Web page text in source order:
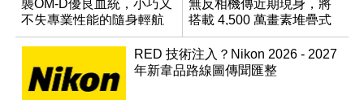
襲OM-D優良血統，小巧又
不失專業性能的隨身輕航
機
無反相機傳近期現身，將
搭載 4,500 萬畫素堆疊式
感光元件？
RED 技術注入？Nikon 2026 - 2027
年新韋品路線圖傳聞匯整